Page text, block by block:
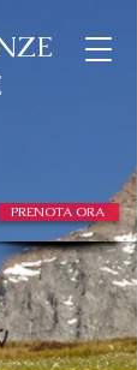
PRENOTA ORA